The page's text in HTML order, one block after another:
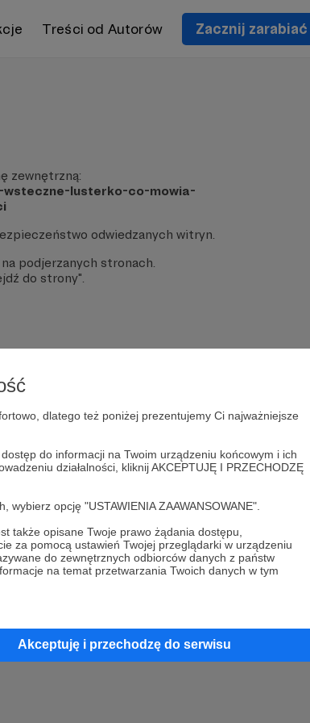
dlatego też poniżej prezentujemy Ci najważniejsze
do informacji na Twoim urządzeniu końcowym i ich
działalności, kliknij AKCEPTUJĘ I PRZECHODZĘ
opcję "USTAWIENIA ZAAWANSOWANE".
także opisane Twoje prawo żądania dostępu,
za pomocą ustawień Twojej przeglądarki w urządzeniu
do zewnętrznych odbiorców danych z państw
na temat przetwarzania Twoich danych w tym
Akceptuję i przechodzę do serwisu
Treści od Autorów Zacznij zarabiać
zewnętrzną:
lusterko-co-mowia-
odwiedzanych witryn.
podjerzanych stronach.
do strony".
FAQ
Kontakt z zespołem